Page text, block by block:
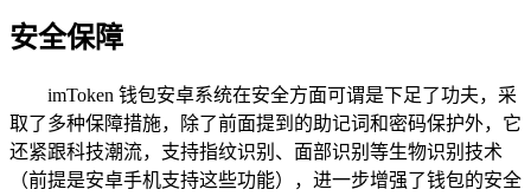
安全保障
imToken 钱包安卓系统在安全方面可谓是下足了功夫，采
取了多种保障措施，除了前面提到的助记词和密码保护外，它
还紧跟科技潮流，支持指纹识别、面部识别等生物识别技术
（前提是安卓手机支持这些功能），进一步增强了钱包的安全